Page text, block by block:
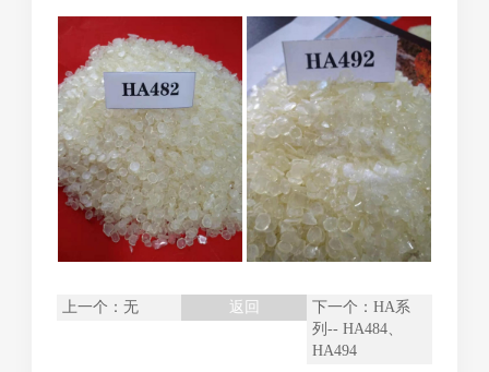
上一个：无 返回 下一个：HA系
列-- HA484、
HA494